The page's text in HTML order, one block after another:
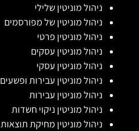
ניהול מוניטין שלילי
ניהול מוניטין של מפורסמים
ניהול מוניטין פרטי
ניהול מוניטין עסקים
ניהול מוניטין עסקי
ניהול מוניטין עבירות ופשעים
ניהול מוניטין עבירות
ניהול מוניטין ניקוי חשדות
ניהול מוניטין מחיקת תוצאות